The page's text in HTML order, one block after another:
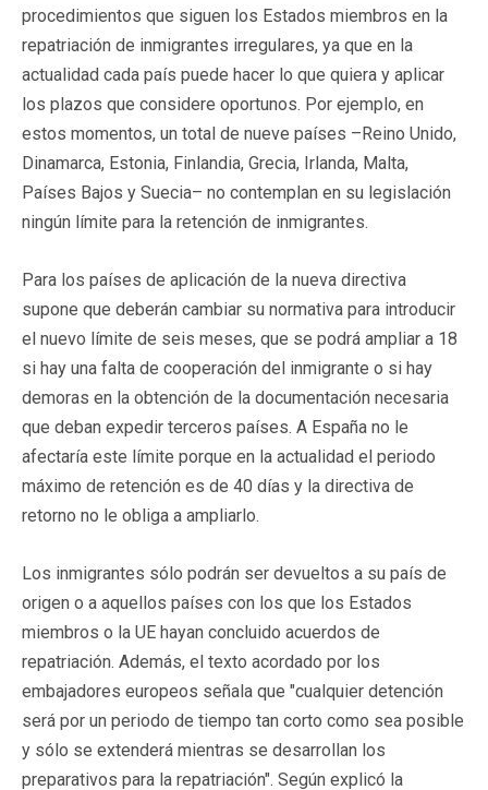
procedimientos que siguen los Estados miembros en la
repatriación de inmigrantes irregulares, ya que en la
actualidad cada país puede hacer lo que quiera y aplicar
los plazos que considere oportunos. Por ejemplo, en
estos momentos, un total de nueve países –Reino Unido,
Dinamarca, Estonia, Finlandia, Grecia, Irlanda, Malta,
Países Bajos y Suecia– no contemplan en su legislación
ningún límite para la retención de inmigrantes.
Para los países de aplicación de la nueva directiva
supone que deberán cambiar su normativa para introducir
el nuevo límite de seis meses, que se podrá ampliar a 18
si hay una falta de cooperación del inmigrante o si hay
demoras en la obtención de la documentación necesaria
que deban expedir terceros países. A España no le
afectaría este límite porque en la actualidad el periodo
máximo de retención es de 40 días y la directiva de
retorno no le obliga a ampliarlo.
Los inmigrantes sólo podrán ser devueltos a su país de
origen o a aquellos países con los que los Estados
miembros o la UE hayan concluido acuerdos de
repatriación. Además, el texto acordado por los
embajadores europeos señala que "cualquier detención
será por un periodo de tiempo tan corto como sea posible
y sólo se extenderá mientras se desarrollan los
preparativos para la repatriación". Según explicó la